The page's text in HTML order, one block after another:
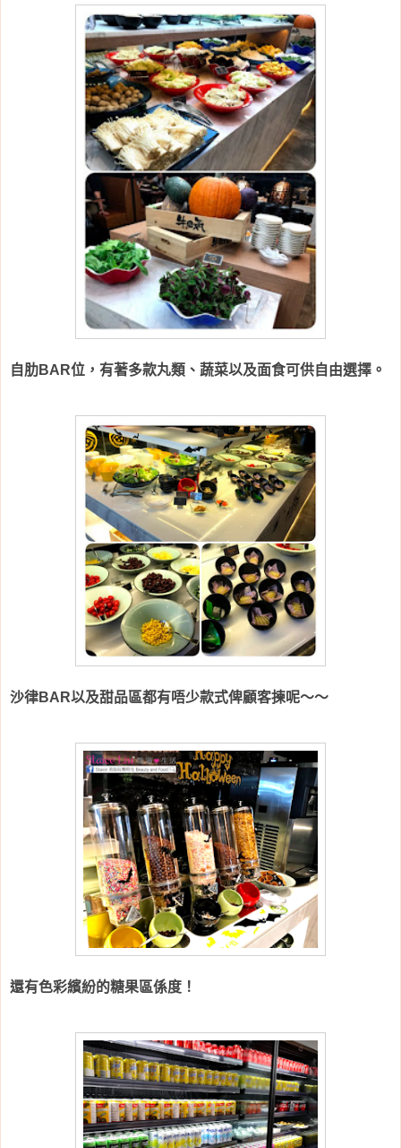
自肋BAR位，有著多款丸類、蔬菜以及面食可供自由選擇。
沙律BAR以及甜品區都有唔少款式俾顧客揀呢～～
還有色彩繽紛的糖果區係度！